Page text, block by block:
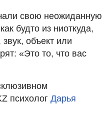
свою неожиданную
будто из ниоткуда,
объект или
«Это то, что вас
психолог Дарья